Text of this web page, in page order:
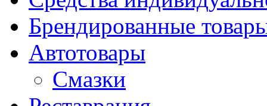
Брендированные
Автотовары
Смазки